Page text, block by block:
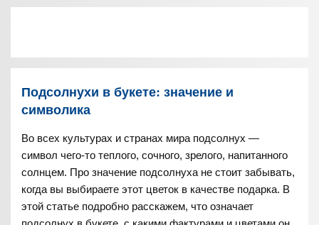
Подсолнухи в букете: значение и
символика
Во всех культурах и странах мира подсолнух —
символ чего-то теплого, сочного, зрелого, напитанного
солнцем. Про значение подсолнуха не стоит забывать,
когда вы выбираете этот цветок в качестве подарка. В
этой статье подробно расскажем, что означает